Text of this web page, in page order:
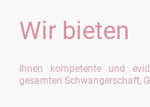
Wir bieten
Ihnen kompetente und
gesamten Schwangerschaft,